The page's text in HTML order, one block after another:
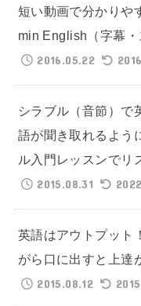
短い動画で分かりや
min English（字幕・
2016.05.22
シラブル（音節）で
語が聞き取れるよう
ル入門レッスンでリ
2015.08.31
英語はアウトプット
がら口に出すと上達
2015.08.12